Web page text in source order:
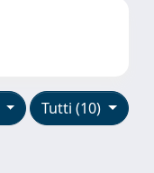
Tutti (10)